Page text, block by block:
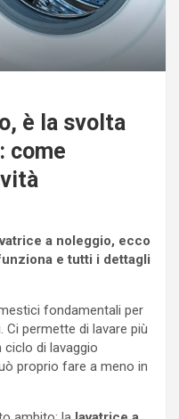
è la svolta
come
a noleggio, ecco
e tutti i dettagli
fondamentali per
Ci permette di lavare più
di lavaggio
proprio fare a meno in